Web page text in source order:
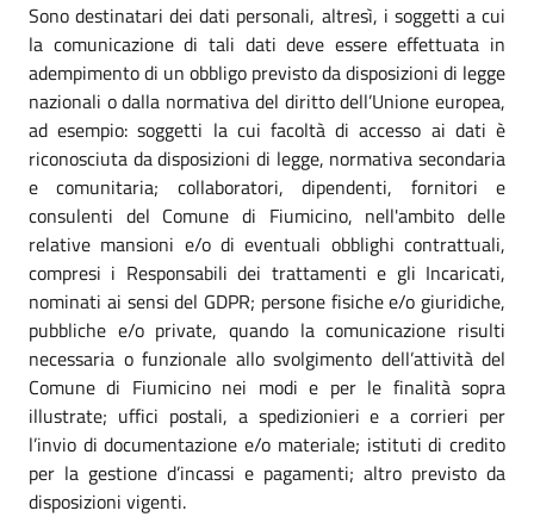
Sono destinatari dei dati personali, altresì, i soggetti a cui
la comunicazione di tali dati deve essere effettuata in
adempimento di un obbligo previsto da disposizioni di legge
nazionali o dalla normativa del diritto dell’Unione europea,
ad esempio: soggetti la cui facoltà di accesso ai dati è
riconosciuta da disposizioni di legge, normativa secondaria
e comunitaria; collaboratori, dipendenti, fornitori e
consulenti del Comune di Fiumicino, nell'ambito delle
relative mansioni e/o di eventuali obblighi contrattuali,
compresi i Responsabili dei trattamenti e gli Incaricati,
nominati ai sensi del GDPR; persone fisiche e/o giuridiche,
pubbliche e/o private, quando la comunicazione risulti
necessaria o funzionale allo svolgimento dell’attività del
Comune di Fiumicino nei modi e per le finalità sopra
illustrate; uffici postali, a spedizionieri e a corrieri per
l’invio di documentazione e/o materiale; istituti di credito
per la gestione d’incassi e pagamenti; altro previsto da
disposizioni vigenti.